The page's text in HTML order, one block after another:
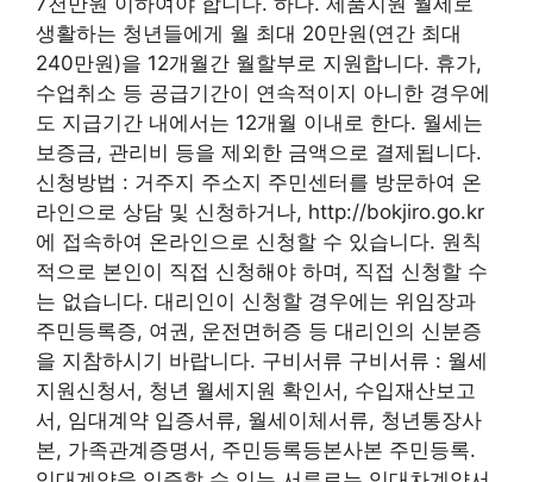
생활하는 청년들에게 월 최대 20만원(연간 최대
240만원)을 12개월간 월할부로 지원합니다. 휴가,
수업취소 등 공급기간이 연속적이지 아니한 경우에
도 지급기간 내에서는 12개월 이내로 한다. 월세는
보증금, 관리비 등을 제외한 금액으로 결제됩니다.
신청방법 : 거주지 주소지 주민센터를 방문하여 온
라인으로 상담 및 신청하거나, http://bokjiro.go.kr
에 접속하여 온라인으로 신청할 수 있습니다. 원칙
적으로 본인이 직접 신청해야 하며, 직접 신청할 수
는 없습니다. 대리인이 신청할 경우에는 위임장과
주민등록증, 여권, 운전면허증 등 대리인의 신분증
을 지참하시기 바랍니다. 구비서류 구비서류 : 월세
지원신청서, 청년 월세지원 확인서, 수입재산보고
서, 임대계약 입증서류, 월세이체서류, 청년통장사
본, 가족관계증명서, 주민등록등본사본 주민등록.